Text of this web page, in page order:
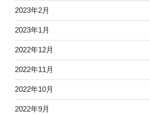
2023年2月
2023年1月
2022年12月
2022年11月
2022年10月
2022年9月